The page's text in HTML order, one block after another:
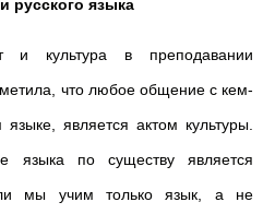
русского языка
и культура в преподавании
что любое общение с кем-
является актом культуры.
языка по существу является
мы учим только язык, а не